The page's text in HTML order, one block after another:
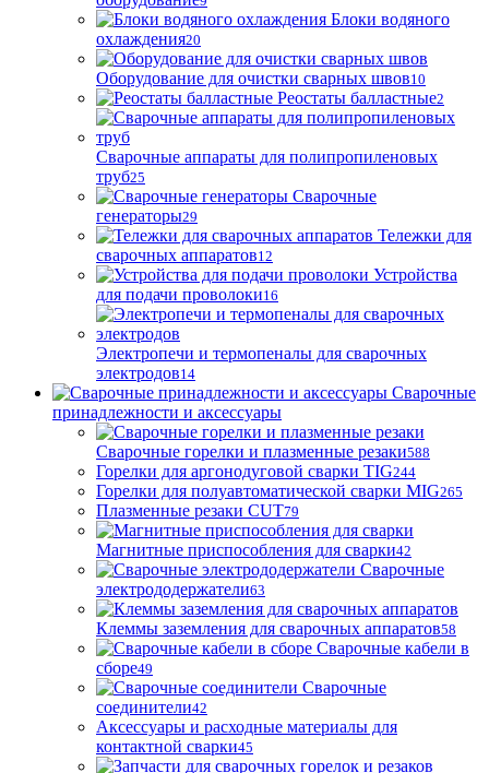
Блоки водяного
охлаждения20
Оборудование для очистки сварных швов10
Реостаты балластные2
Сварочные аппараты для полипропиленовых
труб25
Сварочные
генераторы29
Тележки для
сварочных аппаратов12
Устройства
для подачи проволоки16
Электропечи и термопеналы для сварочных
электродов14
Сварочные
принадлежности и аксессуары
Сварочные горелки и плазменные резаки588
Горелки для аргонодуговой сварки TIG244
Горелки для полуавтоматической сварки MIG265
Плазменные резаки CUT79
Магнитные приспособления для сварки42
Сварочные
электрододержатели63
Клеммы заземления для сварочных аппаратов58
Сварочные кабели в
сборе49
Сварочные
соединители42
Аксессуары и расходные материалы для
контактной сварки45